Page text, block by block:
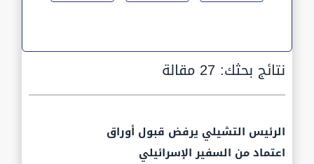
نتائج بحثك:27 مقالة
الرئيس التشيلي يرفض قبول أوراق
اعتماد من السفير الإسرائيلي